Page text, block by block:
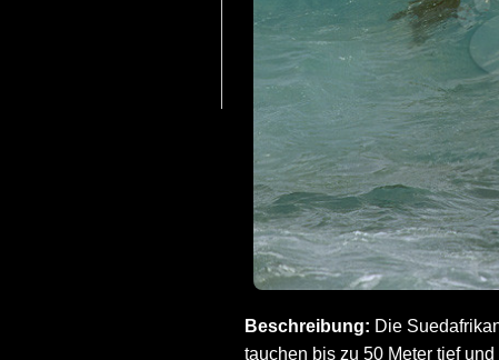
Beschreibung: Die
tauchen bis zu 50 Meter tief